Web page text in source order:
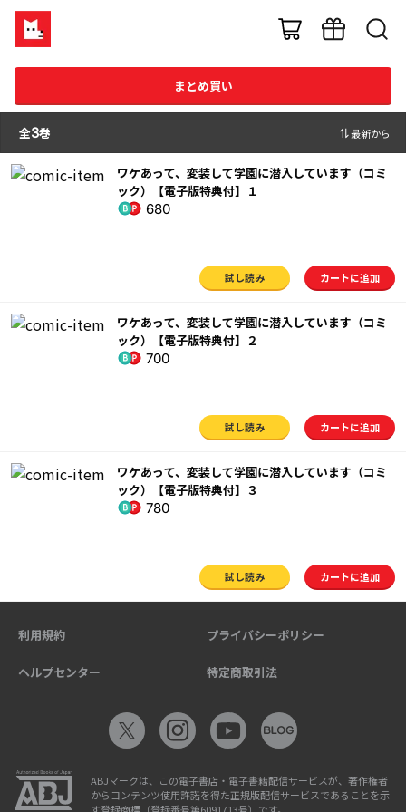
まとめ買い
全3巻 最新から
ワケあって、変装して学園に潜入しています（コミ
ック）【電子版特典付】１
680
試し読み カートに追加
ワケあって、変装して学園に潜入しています（コミ
ック）【電子版特典付】２
700
試し読み カートに追加
ワケあって、変装して学園に潜入しています（コミ
ック）【電子版特典付】３
780
試し読み カートに追加
利用規約 プライバシーポリシー
ヘルプセンター 特定商取引法
ABJマークは、この電子書店・電子書籍配信サービスが、著作権者
からコンテンツ使用許諾を得た正規版配信サービスであることを示
す登録商標（登録番号第6091713号）です。